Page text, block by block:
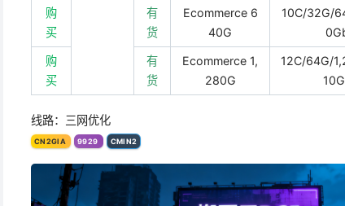
购
买
有
货
Ecommerce 6
40G
10C/32G/
购
买
有
货
Ecommerce 1,
280G
12C/64G/
线路：三网优化
CN2GIA 9929 CMIN2